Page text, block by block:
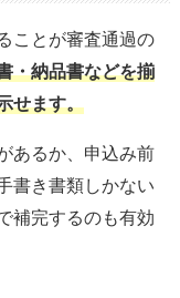
ことが審査通過の
・納品書などを揃
せます。
あるか、申込み前
書き書類しかない
補完するのも有効